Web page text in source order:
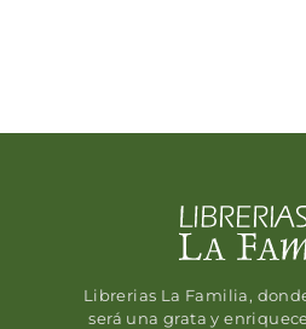
Librerias La Familia,
será una grata y